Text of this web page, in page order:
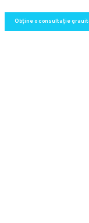
Obține o consultație